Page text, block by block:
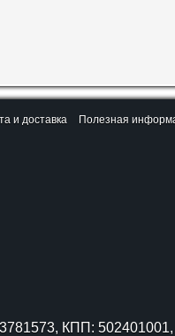
и доставка
Полезная
КПП: